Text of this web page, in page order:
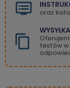
oraz
testów